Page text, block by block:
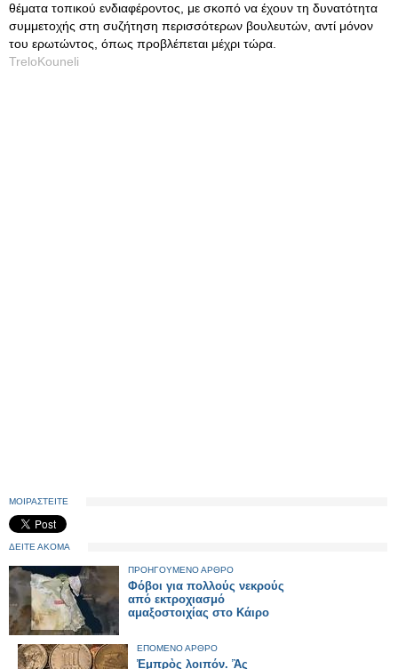
θέματα τοπικού ενδιαφέροντος, με σκοπό να έχουν τη δυνατότητα
συμμετοχής στη συζήτηση περισσότερων βουλευτών, αντί μόνον
του ερωτώντος, όπως προβλέπεται μέχρι τώρα.
TreloKouneli
ΜΟΙΡΑΣΤΕΙΤΕ
ΔΕΙΤΕ ΑΚΟΜΑ
ΠΡΟΗΓΟΥΜΕΝΟ ΑΡΘΡΟ
Φόβοι για πολλούς νεκρούς
από εκτροχιασμό
αμαξοστοιχίας στο Κάιρο
ΕΠΟΜΕΝΟ ΑΡΘΡΟ
Ἐμπρὸς λοιπόν. Ἂς